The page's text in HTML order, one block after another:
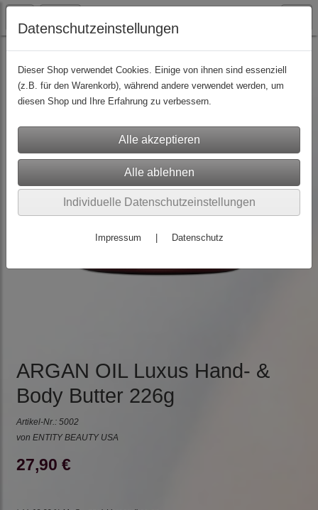
Pflegeprodukte(7)
ARGAN OIL Luxus Hand- &
Body Butter 226g
Artikel-Nr.: 5002
von ENTITY BEAUTY USA
27,90 €
Datenschutzeinstellungen
Dieser Shop verwendet Cookies. Einige von ihnen sind essenziell
(z.B. für den Warenkorb), während andere verwendet werden, um
diesen Shop und Ihre Erfahrung zu verbessern.
Individuelle Datenschutzeinstellungen
Impressum Datenschutz